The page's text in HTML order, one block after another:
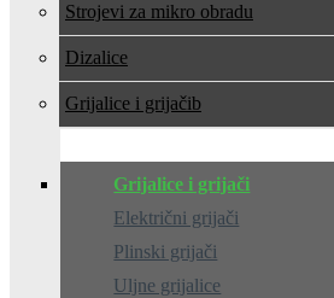
Strojevi za mikro obradu
Dizalice
Grijalice i grijači
Grijalice i grijači
Električni grijači
Plinski grijači
Uljne grijalice